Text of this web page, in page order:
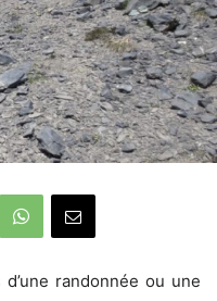
randonnée ou une